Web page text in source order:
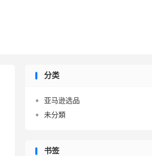
分类
亚马逊选品
未分類
书签